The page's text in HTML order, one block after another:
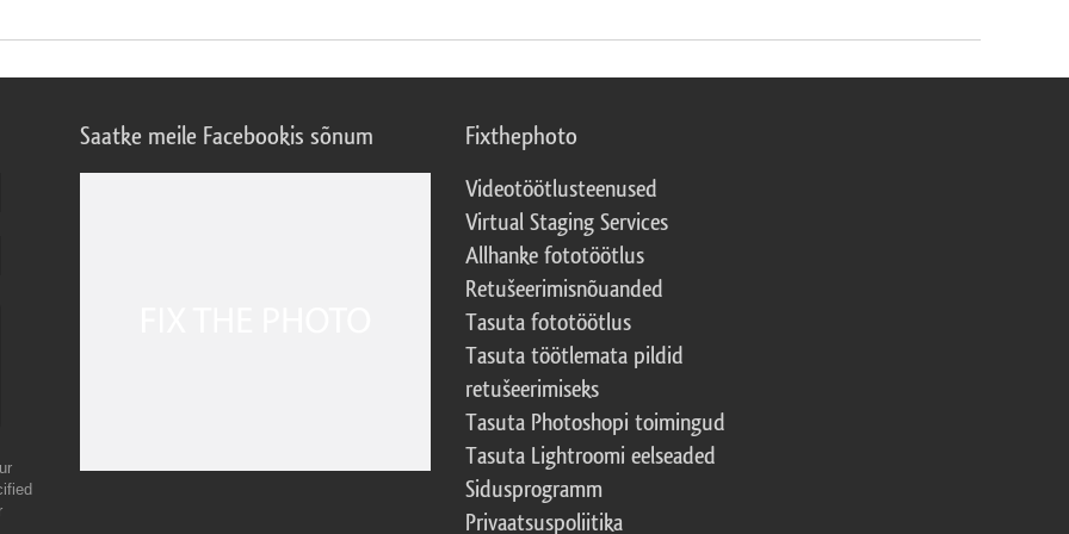
Saatke meile Facebookis sõnum Fixthephoto
Videotöötlusteenused
Virtual Staging Services
Allhanke fototöötlus
Retušeerimisnõuanded
Tasuta fototöötlus
Tasuta töötlemata pildid
retušeerimiseks
Tasuta Photoshopi toimingud
Tasuta Lightroomi eelseaded
Sidusprogramm
Privaatsuspoliitika